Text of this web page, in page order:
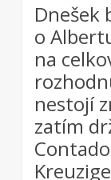
Dnešek
o
na
nestojí
zatím